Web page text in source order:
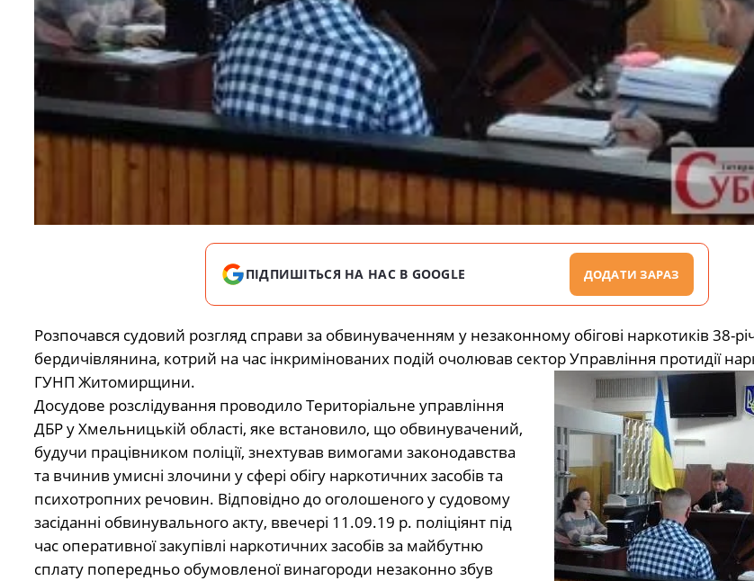
ПІДПИШІТЬСЯ НА НАС В GOOGLE ДОДАТИ ЗАРАЗ
Розпочався судовий розгляд справи за обвинуваченням у незаконному обігові наркотиків 38-
бердичівлянина, котрий на час інкримінованих подій очолював сектор Управління протидії
ГУНП Житомирщини.
Досудове розслідування проводило Територіальне управління
ДБР у Хмельницькій області, яке встановило, що обвинувачений,
будучи працівником поліції, знехтував вимогами законодавства
та вчинив умисні злочини у сфері обігу наркотичних засобів та
психотропних речовин. Відповідно до оголошеного у судовому
засіданні обвинувального акту, ввечері 11.09.19 р. поліціянт під
час оперативної закупівлі наркотичних засобів за майбутню
сплату попередньо обумовленої винагороди незаконно збув